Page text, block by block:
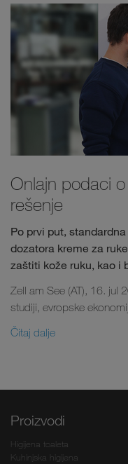
Onlajn podaci
rešenje
Po prvi put,
dozatora kreme za
zaštiti kože ruku, kao i
Zell am See (AT), 16. jul
studiji, evropske
Čitaj dalje
Proizvodi
Higijena toaleta
Kuhinjska higijena